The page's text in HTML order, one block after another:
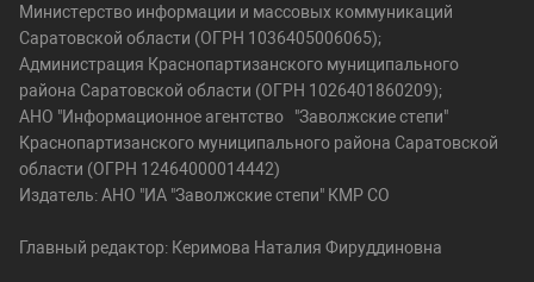
Министерство информации и массовых коммуникаций
Саратовской области (ОГРН 1036405006065);
Администрация Краснопартизанского муниципального
района Саратовской области (ОГРН 1026401860209);
АНО "Информационное агентство "Заволжские степи"
Краснопартизанского муниципального района Саратовской
области (ОГРН 12464000014442)
Издатель: АНО "ИА "Заволжские степи" КМР СО
Главный редактор: Керимова Наталия Фируддиновна